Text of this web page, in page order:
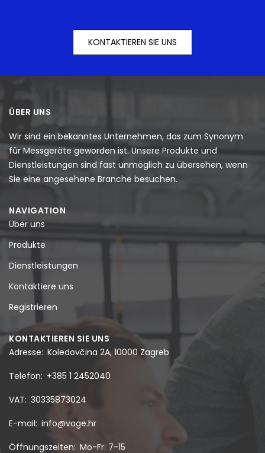
KONTAKTIEREN SIE UNS
ÜBER UNS
Wir sind ein bekanntes Unternehmen, das zum Synonym
für Messgeräte geworden ist. Unsere Produkte und
Dienstleistungen sind fast unmöglich zu übersehen, wenn
Sie eine angesehene Branche besuchen.
NAVIGATION
Über uns
Produkte
Dienstleistungen
Kontaktiere uns
Registrieren
KONTAKTIEREN SIE UNS
Adresse Koledovčina 2A, 10000 Zagreb
Telefon +385 1 2452040
VAT 30335873024
E-mail info@vage.hr
Öffnungszeiten Mo-Fr: 7-15